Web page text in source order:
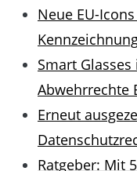
Neue EU-
Smart
Abwehrrechte
Erneut
Ratgeber: Mit